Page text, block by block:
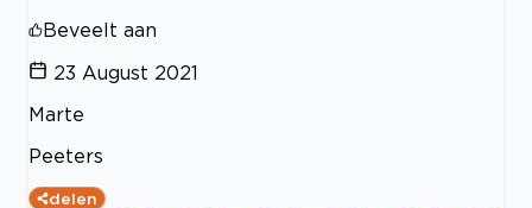
Beveelt aan
23 August 2021
Marte
Peeters
delen